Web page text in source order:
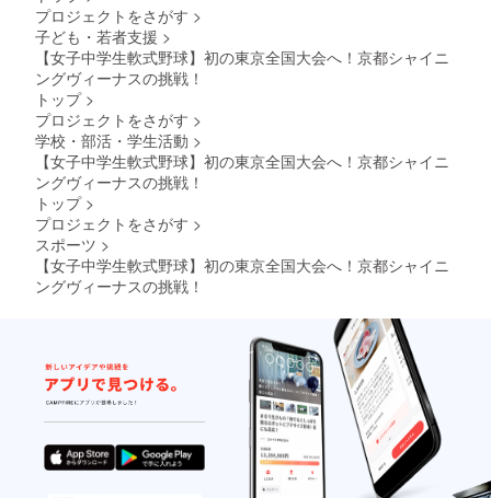
プロジェクトをさがす >
子ども・若者支援 >
【女子中学生軟式野球】初の東京全国大会へ！京都シャイニ
ングヴィーナスの挑戦！
トップ >
プロジェクトをさがす >
学校・部活・学生活動 >
【女子中学生軟式野球】初の東京全国大会へ！京都シャイニ
ングヴィーナスの挑戦！
トップ >
プロジェクトをさがす >
スポーツ >
【女子中学生軟式野球】初の東京全国大会へ！京都シャイニ
ングヴィーナスの挑戦！